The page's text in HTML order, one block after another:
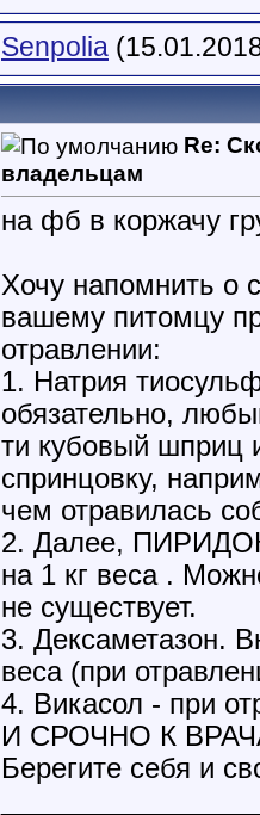
Senpolia
Re:
владельцам
на фб в коржачу
Хочу напомнить о
вашему питомцу
отравлении:
1. Натрия
обязательно,
ти кубовый шприц
спринцовку,
чем отравилась
2. Далее,
на 1 кг веса .
не существует.
3. Дексаметазон.
веса (при
4. Викасол - при
И СРОЧНО К
Берегите себя и